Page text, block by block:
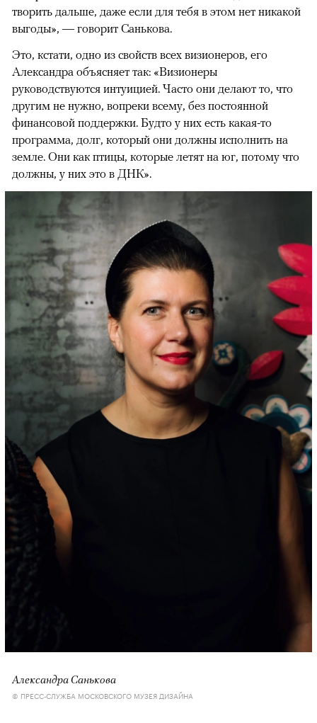
творить дальше, даже если для тебя в этом нет никакой
выгоды», — говорит Санькова.
Это, кстати, одно из свойств всех визионеров, его
Александра объясняет так: «Визионеры
руководствуются интуицией. Часто они делают то, что
другим не нужно, вопреки всему, без постоянной
финансовой поддержки. Будто у них есть какая-то
программа, долг, который они должны исполнить на
земле. Они как птицы, которые летят на юг, потому что
должны, у них это в ДНК».
Александра Санькова
© ПРЕСС-СЛУЖБА МОСКОВСКОГО МУЗЕЯ ДИЗАЙНА